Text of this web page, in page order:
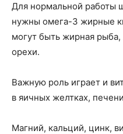
Для нормальной работы
нужны омега-3 жирные
могут быть жирная
орехи.
Важную роль играет и
в яичных желтках,
Магний, кальций, цинк,